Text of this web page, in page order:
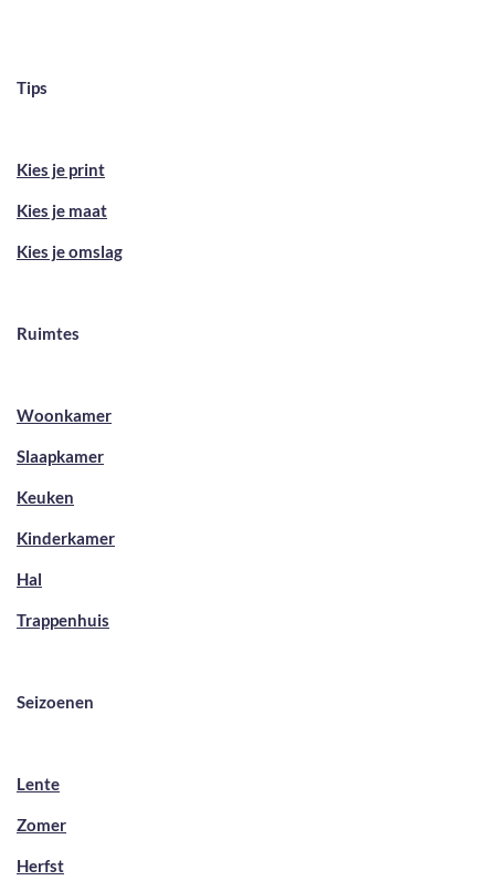
Tips
Kies je print
Kies je maat
Kies je omslag
Ruimtes
Woonkamer
Slaapkamer
Keuken
Kinderkamer
Hal
Trappenhuis
Seizoenen
Lente
Zomer
Herfst